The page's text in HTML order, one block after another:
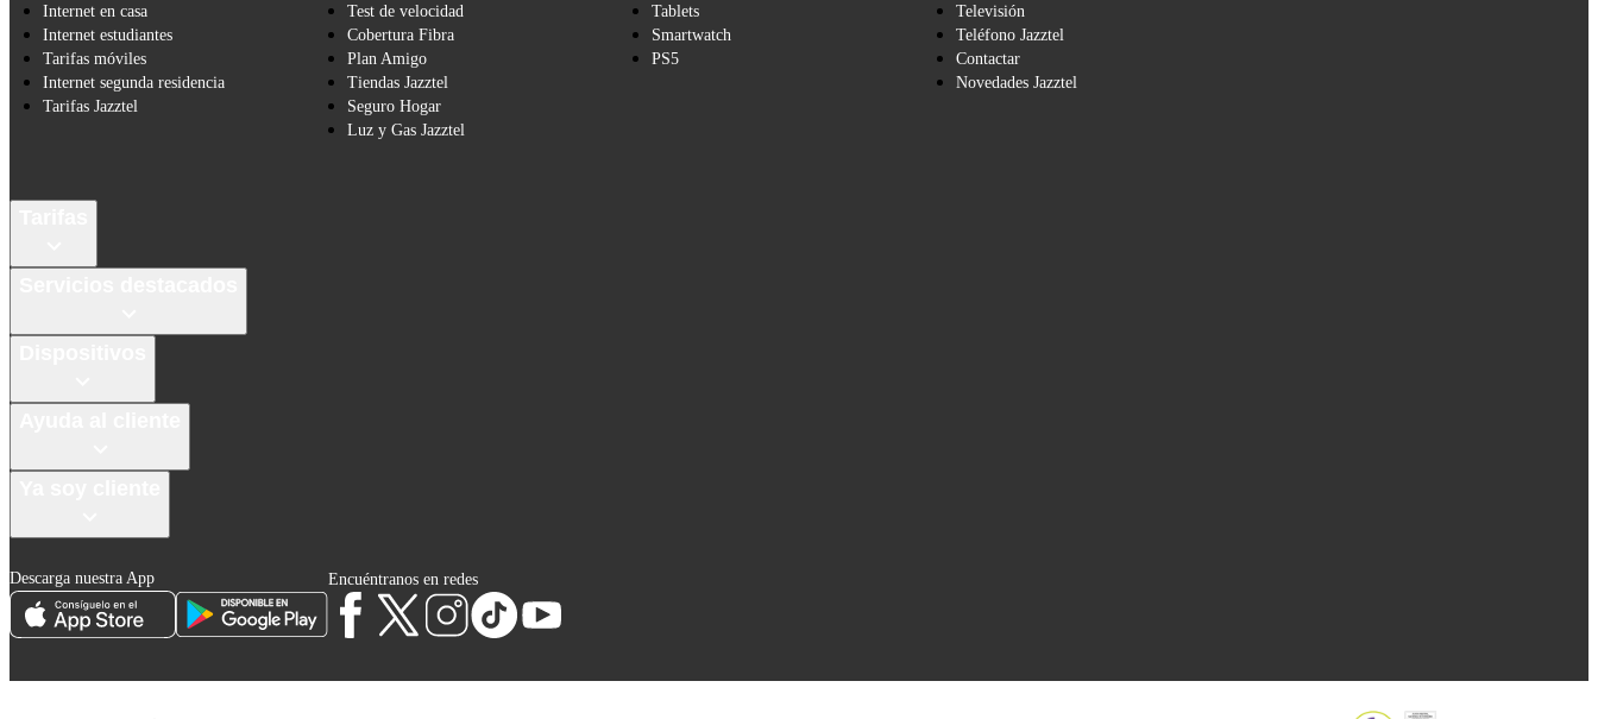
Internet en casa
Internet estudiantes
Tarifas móviles
Internet segunda residencia
Tarifas Jazztel
Test de velocidad
Cobertura Fibra
Plan Amigo
Tiendas Jazztel
Seguro Hogar
Luz y Gas Jazztel
Tablets
Smartwatch
PS5
Televisión
Teléfono Jazztel
Contactar
Novedades Jazztel
Descarga nuestra App Encuéntranos en redes